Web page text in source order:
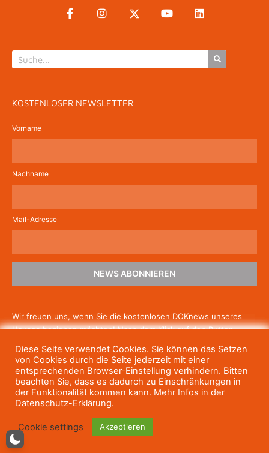
KOSTENLOSER NEWSLETTER
Vorname
Nachname
Mail-Adresse
NEWS ABONNIEREN
Wir freuen uns, wenn Sie die kostenlosen DOKnews unseres
Hauses beziehen möchten! Nach dem Klick auf den Button
um die Newsletter-Anmeldung abzuschließen. Wenn Sie unsere
Gratis-News irgendwann nicht mehr erhalten wollen, können
Siesich jederzeit einfach wieder abmelden.
© Haus des Dokumentarfilms, 2023
Diese Seite verwendet Cookies. Sie können das Setzen
von Cookies durch die Seite jederzeit mit einer
entsprechenden Browser-Einstellung verhindern. Bitten
beachten Sie, dass es dadurch zu Einschränkungen in
der Funktionalität kommen kann. Mehr Infos in der
Datenschutz-Erklärung.
Cookie settings Akzeptieren